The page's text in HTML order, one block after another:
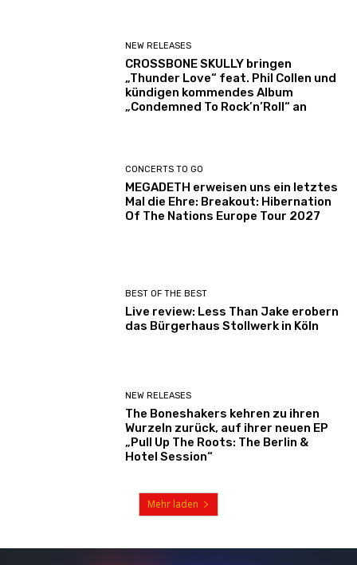
NEW RELEASES
CROSSBONE SKULLY bringen
„Thunder Love“ feat. Phil Collen und
kündigen kommendes Album
„Condemned To Rock’n’Roll“ an
CONCERTS TO GO
MEGADETH erweisen uns ein letztes
Mal die Ehre: Breakout: Hibernation
Of The Nations Europe Tour 2027
BEST OF THE BEST
Live review: Less Than Jake erobern
das Bürgerhaus Stollwerk in Köln
NEW RELEASES
The Boneshakers kehren zu ihren
Wurzeln zurück, auf ihrer neuen EP
„Pull Up The Roots: The Berlin &
Hotel Session“
Mehr laden